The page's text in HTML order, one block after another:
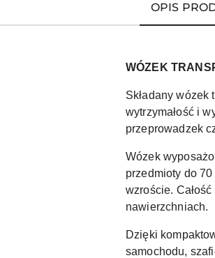
OPIS
WÓZEK
Składany
wytrzymałość i
przeprowadzek
Wózek
przedmioty do
wzroście.
nawierzchniach.
Dzięki
samochodu,